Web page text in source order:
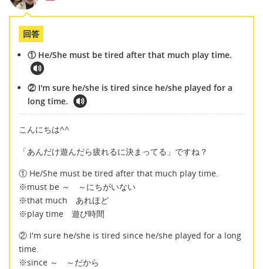
回答
① He/She must be tired after that much play time.
② I'm sure he/she is tired since he/she played for a
long time.
こんにちは^^
「あんだけ遊んだら疲れるに決まってる」ですね？
① He/She must be tired after that much play time.
※must be ～ ～にちがいない
※that much あれほど
※play time 遊び時間
② I'm sure he/she is tired since he/she played for a long
time.
※since ～ ～だから